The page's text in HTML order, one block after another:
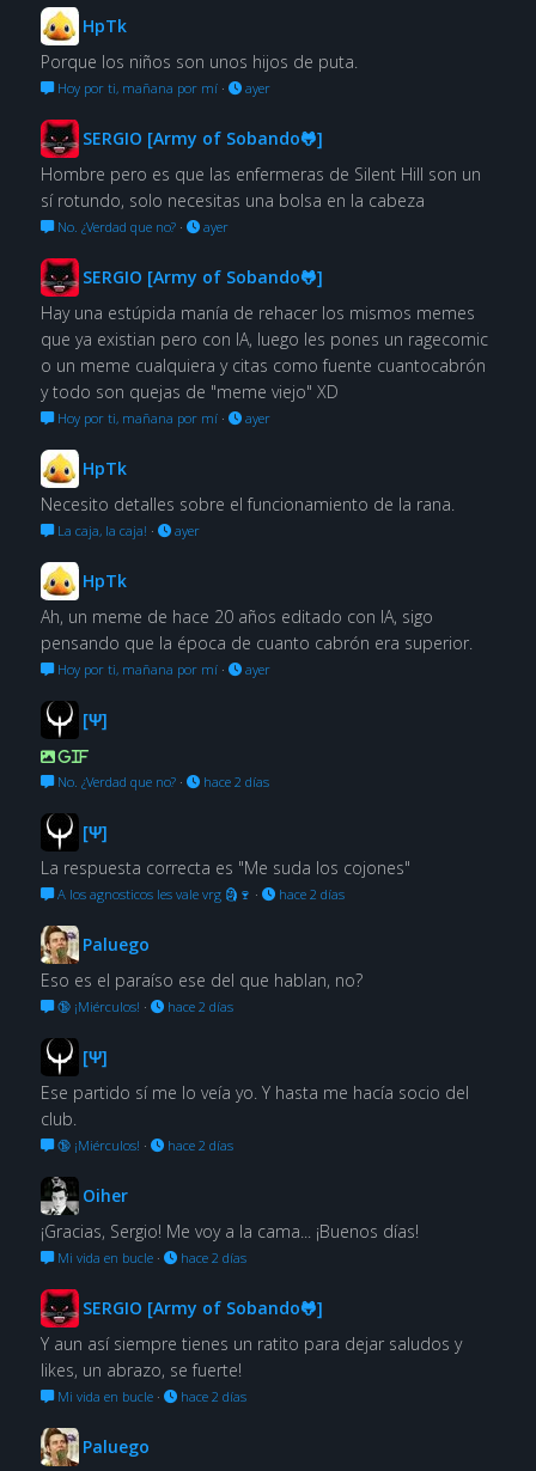
HpTk
Porque los niños son unos hijos de puta.
Hoy por ti, mañana por mí· ayer
SERGIO [Army of Sobando🐸]
Hombre pero es que las enfermeras de Silent Hill son un
sí rotundo, solo necesitas una bolsa en la cabeza
No. ¿Verdad que no?· ayer
SERGIO [Army of Sobando🐸]
Hay una estúpida manía de rehacer los mismos memes
que ya existian pero con IA, luego les pones un ragecomic
o un meme cualquiera y citas como fuente cuantocabrón
y todo son quejas de "meme viejo" XD
Hoy por ti, mañana por mí· ayer
HpTk
Necesito detalles sobre el funcionamiento de la rana.
La caja, la caja! · ayer
HpTk
Ah, un meme de hace 20 años editado con IA, sigo
pensando que la época de cuanto cabrón era superior.
Hoy por ti, mañana por mí· ayer
[Ψ]
GIF
No. ¿Verdad que no?· hace 2 días
[Ψ]
La respuesta correcta es "Me suda los cojones"
A los agnosticos les vale vrg 🗿🍷 · hace 2 días
Paluego
Eso es el paraíso ese del que hablan, no?
🔞 ¡Miérculos! · hace 2 días
[Ψ]
Ese partido sí me lo veía yo. Y hasta me hacía socio del
club.
🔞 ¡Miérculos! · hace 2 días
Oiher
¡Gracias, Sergio! Me voy a la cama... ¡Buenos días!
Mi vida en bucle· hace 2 días
SERGIO [Army of Sobando🐸]
Y aun así siempre tienes un ratito para dejar saludos y
likes, un abrazo, se fuerte!
Mi vida en bucle· hace 2 días
Paluego